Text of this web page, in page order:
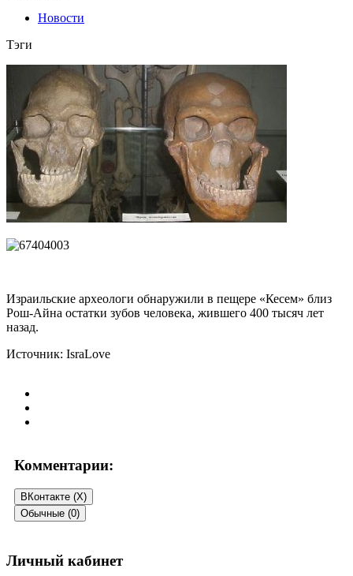
Новости
Тэги
Израильские археологи обнаружили в пещере «Кесем» близ
Рош-Айна остатки зубов человека, жившего 400 тысяч лет
назад.
Источник: IsraLove
Комментарии:
ВКонтакте (X)
Обычные (0)
Добавить комментарий
Личный кабинет